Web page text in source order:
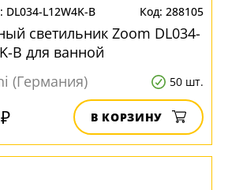
DL034-L12W4K-B 288105
светильник Zoom DL034-
B для ванной
(Германия)
50 шт.
В КОРЗИНУ